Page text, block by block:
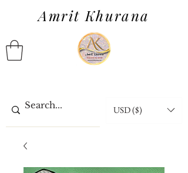
Amrit Khurana
USD ($)